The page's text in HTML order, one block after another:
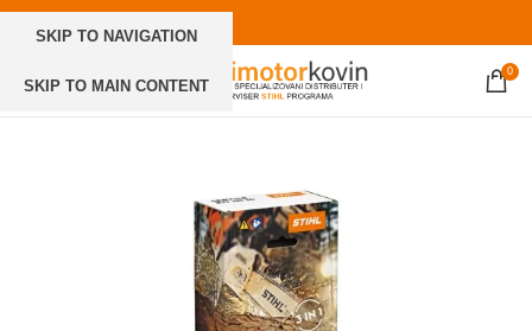
SKIP TO NAVIGATION
SKIP TO MAIN CONTENT
0